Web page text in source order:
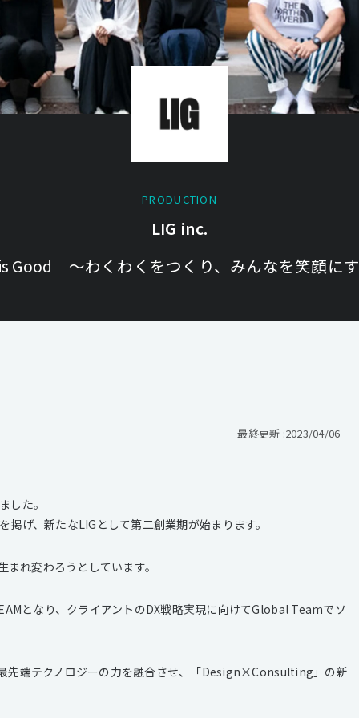
PRODUCTION
LIG inc.
Good ～わくわくをつくり、みんなを笑顔に
最終更新 :2023/04/06
した。
げ、新たなLIGとして第二創業期が始まります。
れ変わろうとしています。
となり、クライアントのDX戦略実現に向けてGlobal Teamでソ
先端テクノロジーの力を融合させ、「Design×Consulting」の新